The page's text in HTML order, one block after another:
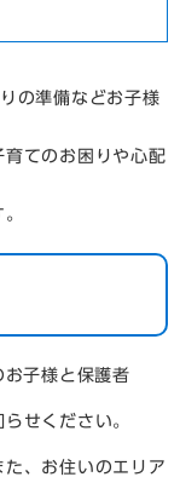
の準備などお子様
育てのお困りや心配
子様と保護者
せください。
た、お住いのエリア